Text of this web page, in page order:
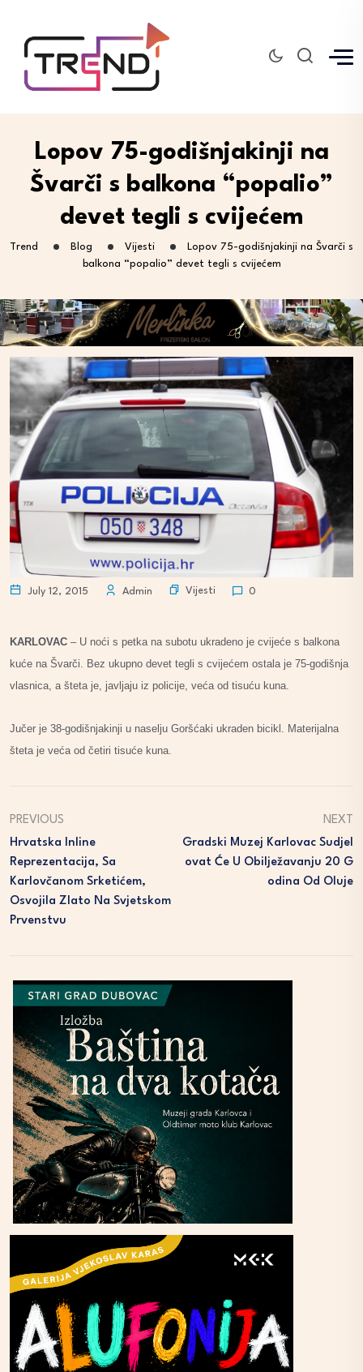
Lopov 75-godišnjakinji na
Švarči s balkona “popalio”
devet tegli s cvijećem
Trend Blog Vijesti
Lopov 75-godišnjakinji na Švarči s
balkona “popalio” devet tegli s cvijećem
July 12, 2015 Admin Vijesti 0
KARLOVAC – U noći s petka na subotu ukradeno je cvijeće s balkona
kuće na Švarči. Bez ukupno devet tegli s cvijećem ostala je 75-godišnja
vlasnica, a šteta je, javljaju iz policije, veća od tisuću kuna.
Jučer je 38-godišnjakinji u naselju Goršćaki ukraden bicikl. Materijalna
šteta je veća od četiri tisuće kuna.
PREVIOUS
Hrvatska Inline
Reprezentacija, Sa
Karlovčanom Srketićem,
Osvojila Zlato Na Svjetskom
Prvenstvu
NEXT
Gradski Muzej Karlovac Sudjel
Ovat Će U Obilježavanju 20 G
Odina Od Oluje